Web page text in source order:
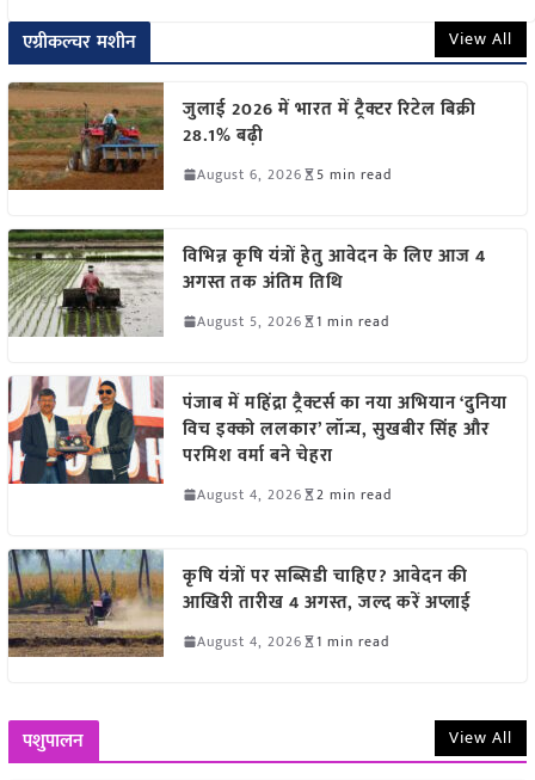
एग्रीकल्चर मशीन View All
जुलाई 2026 में भारत में ट्रैक्टर रिटेल बिक्री
28.1% बढ़ी
August 6, 2026 5 min read
विभिन्न कृषि यंत्रों हेतु आवेदन के लिए आज 4
अगस्त तक अंतिम तिथि
August 5, 2026 1 min read
पंजाब में महिंद्रा ट्रैक्टर्स का नया अभियान ‘दुनिया
विच इक्को ललकार’ लॉन्च, सुखबीर सिंह और
परमिश वर्मा बने चेहरा
August 4, 2026 2 min read
कृषि यंत्रों पर सब्सिडी चाहिए? आवेदन की
आखिरी तारीख 4 अगस्त, जल्द करें अप्लाई
August 4, 2026 1 min read
पशुपालन View All